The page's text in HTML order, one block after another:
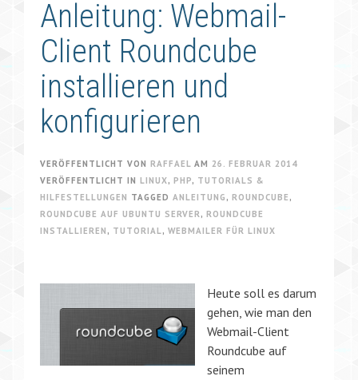
Anleitung: Webmail-
Client Roundcube
installieren und
konfigurieren
VERÖFFENTLICHT VON RAFFAEL AM 26. FEBRUAR 2014
VERÖFFENTLICHT IN LINUX, PHP, TUTORIALS &
HILFESTELLUNGEN TAGGED ANLEITUNG , ROUNDCUBE ,
ROUNDCUBE AUF UBUNTU SERVER, ROUNDCUBE
INSTALLIEREN , TUTORIAL, WEBMAILER FÜR LINUX
Heute soll es darum
gehen, wie man den
Webmail-Client
Roundcube auf
seinem